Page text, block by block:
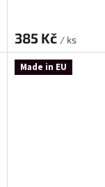
385 Kč / ks
Made in EU